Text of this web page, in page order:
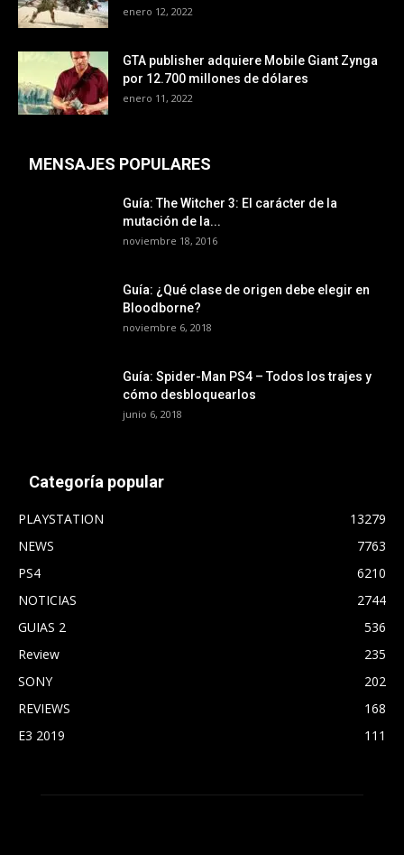
enero 12, 2022
GTA publisher adquiere Mobile Giant Zynga
por 12.700 millones de dólares
enero 11, 2022
MENSAJES POPULARES
Guía: The Witcher 3: El carácter de la
mutación de la...
noviembre 18, 2016
Guía: ¿Qué clase de origen debe elegir en
Bloodborne?
noviembre 6, 2018
Guía: Spider-Man PS4 – Todos los trajes y
cómo desbloquearlos
junio 6, 2018
Categoría popular
PLAYSTATION
13279
NEWS
7763
PS4
6210
NOTICIAS
2744
GUIAS 2
536
Review
235
SONY
202
REVIEWS
168
E3 2019
111